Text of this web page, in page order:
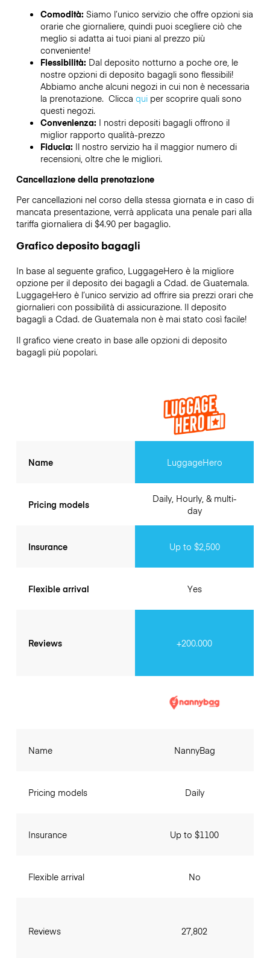
Comodità: Siamo l’unico servizio che offre opzioni sia
orarie che giornaliere, quindi puoi scegliere ciò che
meglio si adatta ai tuoi piani al prezzo più
conveniente!
Flessibilità: Dal deposito notturno a poche ore, le
nostre opzioni di deposito bagagli sono flessibili!
Abbiamo anche alcuni negozi in cui non è necessaria
la prenotazione. Clicca quiper scoprire quali sono
questi negozi.
Convenienza: I nostri depositi bagagli offrono il
miglior rapporto qualità-prezzo
Fiducia: Il nostro servizio ha il maggior numero di
recensioni, oltre che le migliori.
Cancellazione della prenotazione
Per cancellazioni nel corso della stessa giornata e in caso di
mancata presentazione, verrà applicata una penale pari alla
tariffa giornaliera di $4.90 per bagaglio.
Grafico deposito bagagli
In base al seguente grafico, LuggageHero è la migliore
opzione per il deposito dei bagagli a Cdad. de Guatemala.
LuggageHero è l’unico servizio ad offrire sia prezzi orari che
giornalieri con possibilità di assicurazione. Il deposito
bagagli a Cdad. de Guatemala non è mai stato così facile!
Il grafico viene creato in base alle opzioni di deposito
bagagli più popolari.
Name
Pricing models
Insurance
Flexible arrival
Reviews
LuggageHero
Daily, Hourly, & multi-
day
Up to $2,500
Yes
+200.000
Name
Pricing models
Insurance
Flexible arrival
Reviews
NannyBag
Daily
Up to $1100
No
27,802